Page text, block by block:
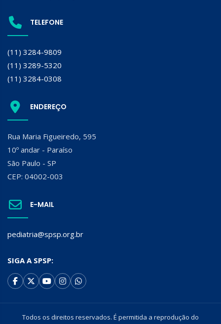
TELEFONE
(11) 3284-9809
(11) 3289-5320
(11) 3284-0308
ENDEREÇO
Rua Maria Figueiredo, 595
10º andar - Paraíso
São Paulo - SP
CEP: 04002-003
E-MAIL
pediatria@spsp.org.br
SIGA A SPSP:
Todos os direitos reservados. É permitida a reprodução do